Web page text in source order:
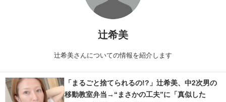
リサーチ
ITの今と未来を見通す
辻希美
辻希美さんについての情報を紹介します
「まるごと捨てられるの!?」辻希美、中2次男の
移動教室弁当→“まさかの工夫”に「真似した